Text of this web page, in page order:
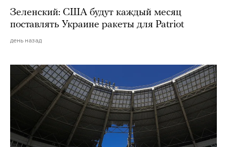
Зеленский: США будут каждый месяц
поставлять Украине ракеты для Patriot
день назад